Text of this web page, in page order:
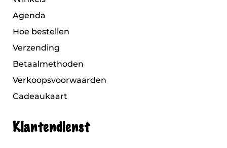
Agenda
Hoe bestellen
Verzending
Betaalmethoden
Verkoopsvoorwaarden
Cadeaukaart
Klantendienst